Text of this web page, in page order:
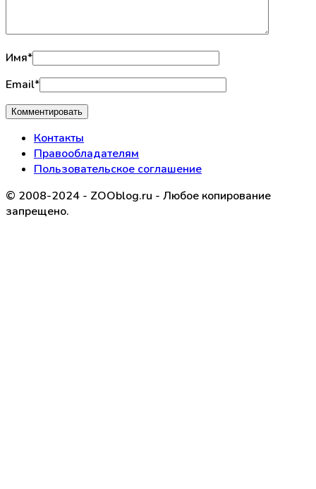
Имя*
Email*
Контакты
Правообладателям
Пользовательское соглашение
© 2008-2024 - ZOOblog.ru - Любое копирование
запрещено.